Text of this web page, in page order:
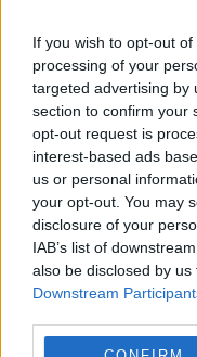
If you wish to opt-out
processing of your
targeted advertising by
section to confirm your
opt-out request is
interest-based ads
us or personal
your opt-out. You may
disclosure of your
IAB’s list of
also be disclosed by
Downstream
„Parcă eram
emoționante ale